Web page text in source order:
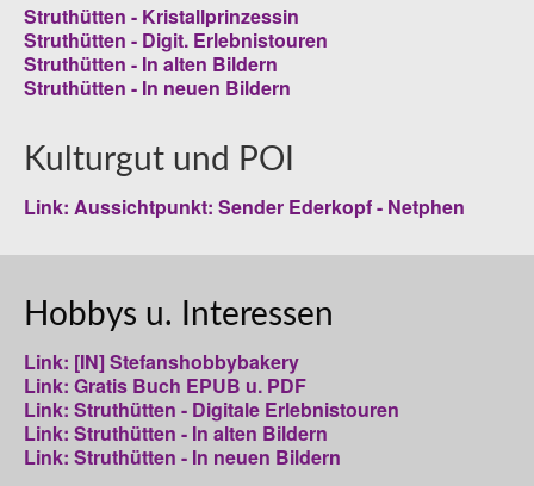
Struthütten - Kristallprinzessin
Struthütten - Digit. Erlebnistouren
Struthütten - In alten Bildern
Struthütten - In neuen Bildern
Kulturgut und POI
Link: Aussichtpunkt: Sender Ederkopf - Netphen
Hobbys u. Interessen
Link: [IN] Stefanshobbybakery
Link: Gratis Buch EPUB u. PDF
Link: Struthütten - Digitale Erlebnistouren
Link: Struthütten - In alten Bildern
Link: Struthütten - In neuen Bildern